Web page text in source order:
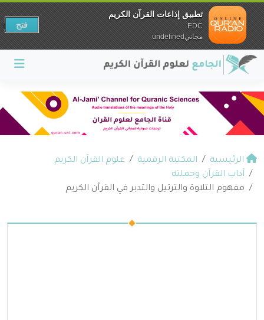
الرئيسية المكتبة الرقمية
علوم القرآن الكريم
آداب القرآن وحملته
مفهوم التلاوة والترتيل والتدبر في القرآن الكريم
تطبيق إذاعات القرآن الكريم
EDC
مجانيundefined
فتح